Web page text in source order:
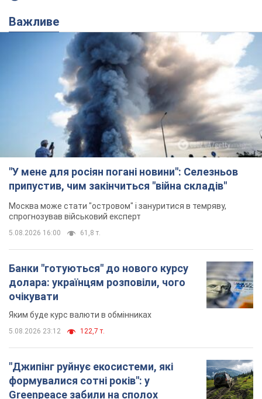
Важливе
"У мене для росіян погані новини": Селезньов
припустив, чим закінчиться "війна складів"
Москва може стати "островом" і зануритися в темряву,
спрогнозував військовий експерт
5.08.2026 16:00 61,8 т.
Банки "готуються" до нового курсу
долара: українцям розповіли, чого
очікувати
Яким буде курс валюти в обмінниках
5.08.2026 23:12 122,7 т.
"Джипінг руйнує екосистеми, які
формувалися сотні років": у
Greenpeace забили на сполох